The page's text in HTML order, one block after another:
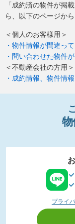
「成約済の物件が掲
ら、以下のページか
＜個人のお客様用＞
・物件情報が間違っ
・問い合わせた物件
＜不動産会社の方用＞
・成約情報、物件情
物
プライ